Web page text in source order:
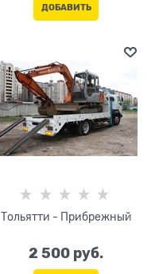
ДОБАВИТЬ
Тольятти - Прибрежный
2 500 руб.